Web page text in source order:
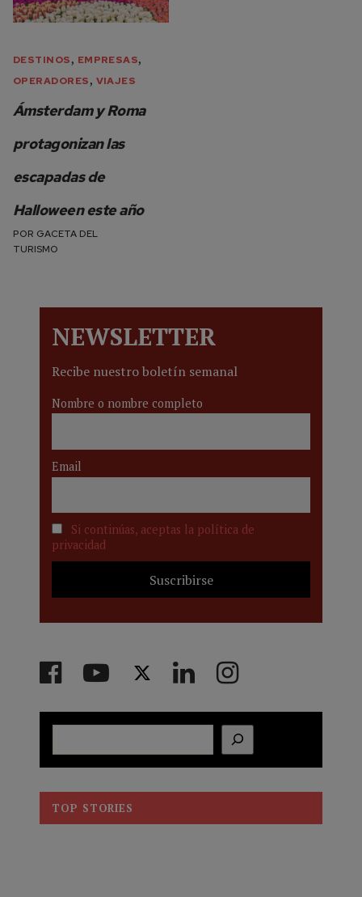
DESTINOS, EMPRESAS,
OPERADORES, VIAJES
Ámsterdam y Roma
protagonizan las
escapadas de
Halloween este año
POR GACETA DEL
TURISMO
NEWSLETTER
Recibe nuestro boletín semanal
Nombre o nombre completo
Email
Si continúas, aceptas la política de
privacidad
TOP STORIES